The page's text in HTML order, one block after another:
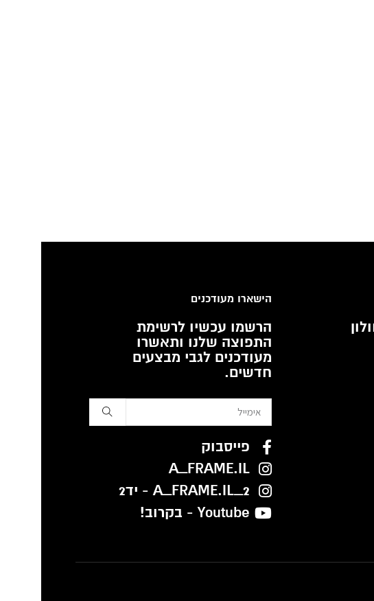
הישארו מעודכנים
הרשמו עכשיו לרשימת
התפוצה שלנו ותאשרו
מעודכנים לגבי מבצעים
חדשים.
פייסבוק
A_FRAME.IL
A_FRAME.IL_2 - יד2
Youtube - בקרוב!